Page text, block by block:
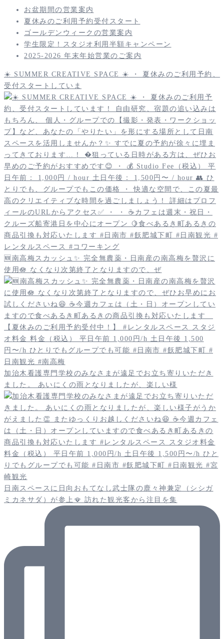
お盆期間の営業案内
夏休みのご利用予約受付スタート
ゴールデンウィークの営業案内
学生限定！スタジオ利用半額キャンペーン
2025-2026 年末年始営業のご案内
☀️ SUMMER CREATIVE SPACE ☀️ ・ 夏休みのご利用予約、
受付スタートしていま
🆕南高梅スカッシュ✨️ 完全無農薬・日南産の南高梅を贅沢に
使用🪷 なくなり次第終了となりますので、ぜ
加治木看護専門学校のみなさまが遠足でお立ち寄りいただき
ました。 あいにくの雨となりましたが、楽しい様
日南スペースに日向おもてなし武士隊の鹿々神兼定（シシガ
ミカネサダ）が参上🪭 訪れた観光客から注目を集